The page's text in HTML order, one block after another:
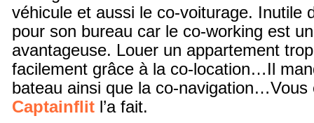
véhicule et aussi le co-voiturage. Inutile
pour son bureau car le co-working est
avantageuse. Louer un appartement
facilement grâce à la co-location…Il
bateau ainsi que la co-navigation…Vous
Captainflit l’a fait.